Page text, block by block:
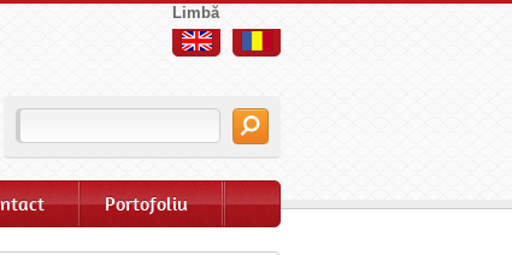
Limbă
Portofoliu